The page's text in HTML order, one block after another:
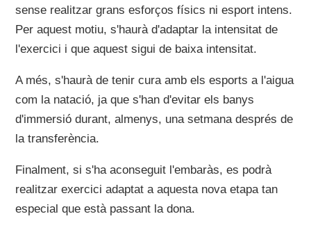
sense realitzar grans esforços físics ni esport intens.
Per aquest motiu, s'haurà d'adaptar la intensitat de
l'exercici i que aquest sigui de baixa intensitat.
A més, s'haurà de tenir cura amb els esports a l'aigua
com la natació, ja que s'han d'evitar els banys
d'immersió durant, almenys, una setmana després de
la transferència.
Finalment, si s'ha aconseguit l'embaràs, es podrà
realitzar exercici adaptat a aquesta nova etapa tan
especial que està passant la dona.